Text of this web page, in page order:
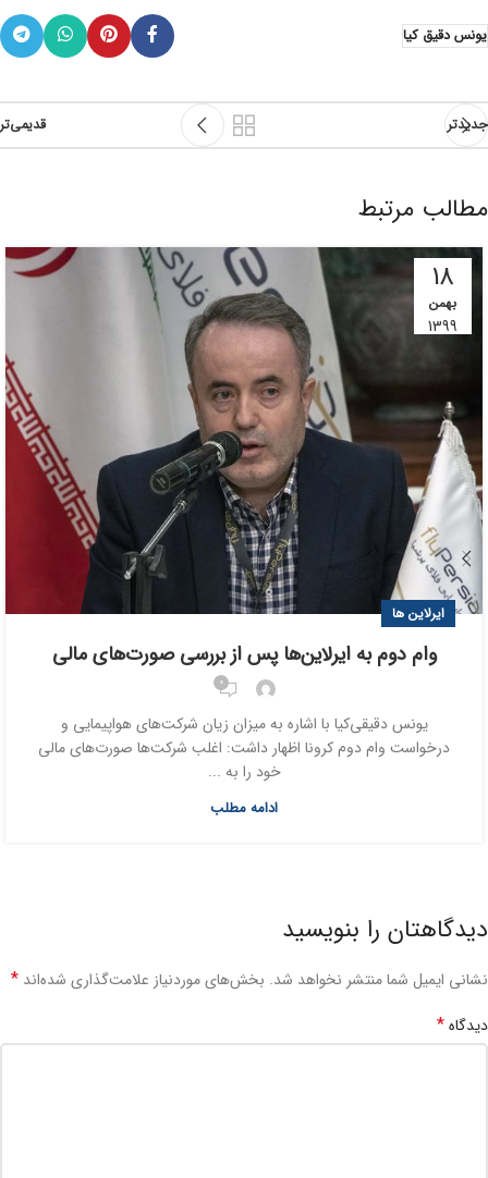
یونس دقیق کیا
جدیدتر قدیمی‌تر
مطالب مرتبط
18
بهمن
1399
ایرلاین ها
وام دوم به ایرلاین‌ها پس از بررسی صورت‌های مالی
0
یونس دقیقی‌کیا با اشاره به میزان زیان شرکت‌های هواپیمایی و
درخواست وام دوم کرونا اظهار داشت: اغلب شرکت‌ها صورت‌های مالی
خود را به ...
ادامه مطلب
دیدگاهتان را بنویسید
نشانی ایمیل شما منتشر نخواهد شد. بخش‌های موردنیاز علامت‌گذاری شده‌اند *
دیدگاه*